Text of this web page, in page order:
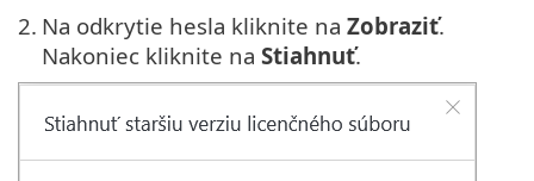
2. Na odkrytie hesla kliknite na Zobraziť.
Nakoniec kliknite na Stiahnuť.